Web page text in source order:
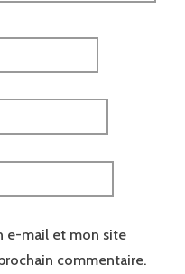
e-mail et mon site
commentaire.